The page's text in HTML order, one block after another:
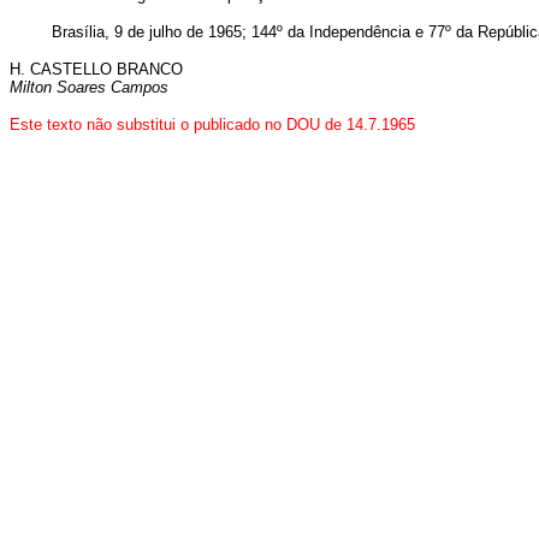
Brasília, 9 de julho de 1965; 144º da Independência e 77º da
H. CASTELLO BRANCO
Milton Soares Campos
Este texto não substitui o publicado no DOU de 14.7.1965